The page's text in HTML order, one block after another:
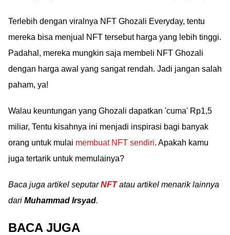
Terlebih dengan viralnya NFT Ghozali Everyday, tentu
mereka bisa menjual NFT tersebut harga yang lebih tinggi.
Padahal, mereka mungkin saja membeli NFT Ghozali
dengan harga awal yang sangat rendah. Jadi jangan salah
paham, ya!
Walau keuntungan yang Ghozali dapatkan 'cuma' Rp1,5
miliar, Tentu kisahnya ini menjadi inspirasi bagi banyak
orang untuk mulai membuat NFT sendiri. Apakah kamu
juga tertarik untuk memulainya?
Baca juga artikel seputarNFTatau artikel menarik lainnya
dari Muhammad Irsyad.
BACA JUGA